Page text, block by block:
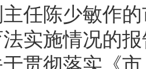
任陈少敏作
实施情况的
贯彻落实《